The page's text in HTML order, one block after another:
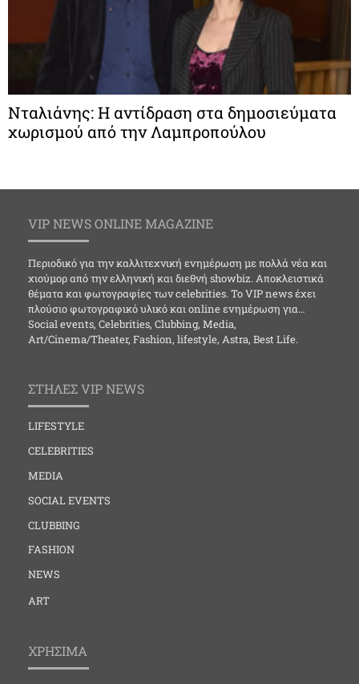
Νταλιάνης: Η αντίδραση στα δημοσιεύματα
χωρισμού από την Λαμπροπούλου
VIP NEWS ONLINE MAGAZINE
Περιοδικό για την καλλιτεχνική ενημέρωση με πολλά νέα και
χιούμορ από την ελληνική και διεθνή showbiz. Αποκλειστικά
θέματα και φωτογραφίες των celebrities. Το VIP news έχει
πλούσιο φωτογραφικό υλικό και online ενημέρωση για…
Social events, Celebrities, Clubbing, Media,
Art/Cinema/Theater, Fashion, lifestyle, Astra, Best Life.
ΣΤΗΛΕΣ VIP NEWS
LIFESTYLE
CELEBRITIES
MEDIA
SOCIAL EVENTS
CLUBBING
FASHION
NEWS
ART
ΧΡΗΣΙΜΑ